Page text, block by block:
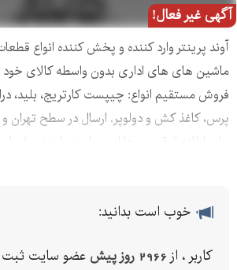
آگهی غیر فعال!
آوند پرینتر وارد کننده و پخش کننده انواع
ماشین های های اداری بدون واسطه کالای خود
فروش مستقیم انواع: چیپست کارتریج، بلید،
پرس، کاغذ کش و دولوپر. ارسال در سطح تهران
خوب است بدانید:
کاربر ، از 2966 روز پیش عضو سایت ثبت